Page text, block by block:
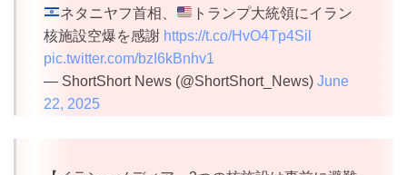
ネタニヤフ首相、
トランプ大統領にイラン
核施設空爆を感謝 https://t.co/HvO4Tp4Sil
pic.twitter.com/bzI6kBnhv1
— ShortShort News (@ShortShort_News) June
22, 2025